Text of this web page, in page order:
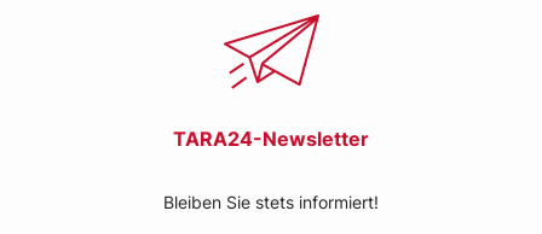
TARA24-Newsletter
Bleiben Sie stets informiert!